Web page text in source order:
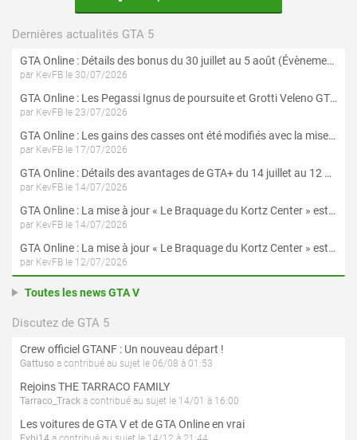
Dernières actualités GTA 5
GTA Online : Détails des bonus du 30 juillet au 5 août (Évènement « Braquages d'été »)
par KevFB le 30/07/2026
GTA Online : Les Pegassi Ignus de poursuite et Grotti Veleno GT sont maintenant disponibles
par KevFB le 23/07/2026
GTA Online : Les gains des casses ont été modifiés avec la mise à jour « Le Braquage du Kortz Center »
par KevFB le 17/07/2026
GTA Online : Détails des avantages de GTA+ du 14 juillet au 12 août
par KevFB le 14/07/2026
GTA Online : La mise à jour « Le Braquage du Kortz Center » est maintenant disponible
par KevFB le 14/07/2026
GTA Online : La mise à jour « Le Braquage du Kortz Center » est disponible en préchargement sur PS5 et Xbox Series X|S
par KevFB le 12/07/2026
Toutes les news GTA V
Discutez de GTA 5
Crew officiel GTANF : Un nouveau départ !
Gattuso a contribué au sujet le 06/08 à 01:53
Rejoins THE TARRACO FAMILY
Tarraco_Track a contribué au sujet le 14/01 à 16:00
Les voitures de GTA V et de GTA Online en vrai